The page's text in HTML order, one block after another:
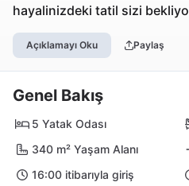
hayalinizdeki tatil sizi
Açıklamayı Oku Paylaş
Genel Bakış
5 Yatak Odası
340 m² Yaşam Alanı
16:00 itibarıyla giriş